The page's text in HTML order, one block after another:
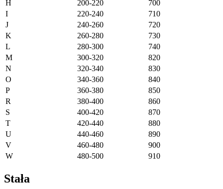
H 200-220
700
I
220-240
710
J
240-260
720
K
260-280
730
L
280-300
740
M
300-320
820
N
320-340
830
O
340-360
840
P
360-380
850
R
380-400
860
S
400-420
870
T
420-440
880
U
440-460
890
V
460-480
900
W
480-500 910
Stała